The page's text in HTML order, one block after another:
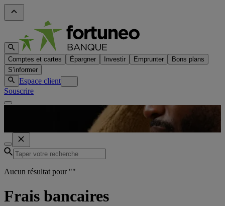
Comptes et cartes Épargner Investir Emprunter
Bons plans
S’informer
Espace client
Souscrire
Aucun résultat pour ""
Frais bancaires